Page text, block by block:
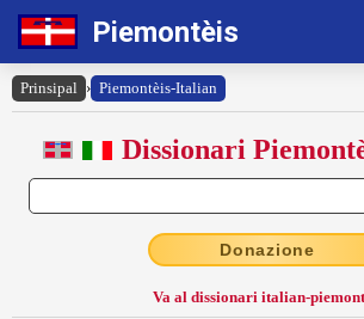
Piemontèis
Prinsipal › Piemontèis-Italian
Dissionari
Donazione
Va al dissionari italian-